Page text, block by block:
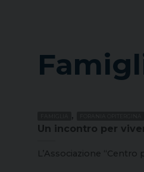
,
Un incontro per
L’Associazione